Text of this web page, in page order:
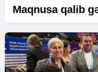
Maqnusa qalib